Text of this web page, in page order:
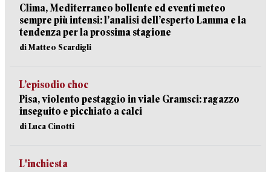
Clima, Mediterraneo bollente ed eventi meteo
sempre più intensi: l’analisi dell’esperto Lamma e la
tendenza per la prossima stagione
di Matteo Scardigli
L’episodio choc
Pisa, violento pestaggio in viale Gramsci: ragazzo
inseguito e picchiato a calci
di Luca Cinotti
L'inchiesta